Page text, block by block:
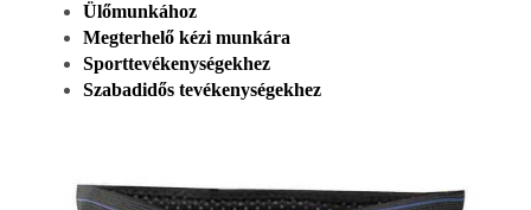
Ülőmunkához
Megterhelő kézi munkára
Sporttevékenységekhez
Szabadidős tevékenységekhez